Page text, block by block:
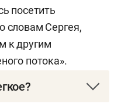
посетить
словам Сергея,
к другим
потока».